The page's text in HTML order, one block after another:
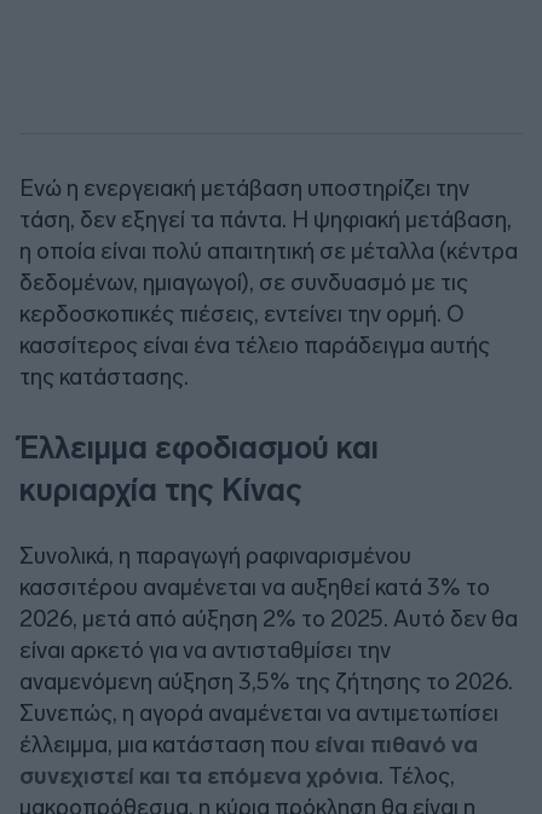
Ενώ η ενεργειακή μετάβαση υποστηρίζει την
τάση, δεν εξηγεί τα πάντα. Η ψηφιακή μετάβαση,
η οποία είναι πολύ απαιτητική σε μέταλλα (κέντρα
δεδομένων, ημιαγωγοί), σε συνδυασμό με τις
κερδοσκοπικές πιέσεις, εντείνει την ορμή. Ο
κασσίτερος είναι ένα τέλειο παράδειγμα αυτής
της κατάστασης.
Έλλειμμα εφοδιασμού και
κυριαρχία της Κίνας
Συνολικά, η παραγωγή ραφιναρισμένου
κασσιτέρου αναμένεται να αυξηθεί κατά 3% το
2026, μετά από αύξηση 2% το 2025. Αυτό δεν θα
είναι αρκετό για να αντισταθμίσει την
αναμενόμενη αύξηση 3,5% της ζήτησης το 2026.
Συνεπώς, η αγορά αναμένεται να αντιμετωπίσει
έλλειμμα, μια κατάσταση που είναι πιθανό να
συνεχιστεί και τα επόμενα χρόνια. Τέλος,
μακροπρόθεσμα, η κύρια πρόκληση θα είναι η